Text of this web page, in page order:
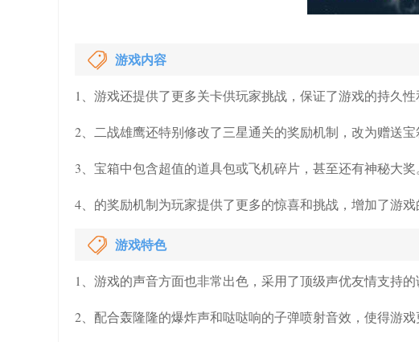
游戏内容
1、游戏还提供了更多关卡供玩家挑战，保证了游戏的持久性
2、二战雄鹰还特别修改了三星通关的奖励机制，改为赠送宝
3、宝箱中包含超值的道具包或飞机碎片，甚至还有神秘大奖
4、的奖励机制为玩家提供了更多的惊喜和挑战，增加了游戏
游戏特色
1、游戏的声音方面也非常出色，采用了顶级声优友情支持的
2、配合轰隆隆的爆炸声和哒哒响的子弹喷射音效，使得游